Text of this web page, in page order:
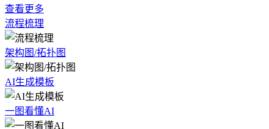
查看更多
流程梳理
架构图/拓扑图
AI生成模板
一图看懂AI